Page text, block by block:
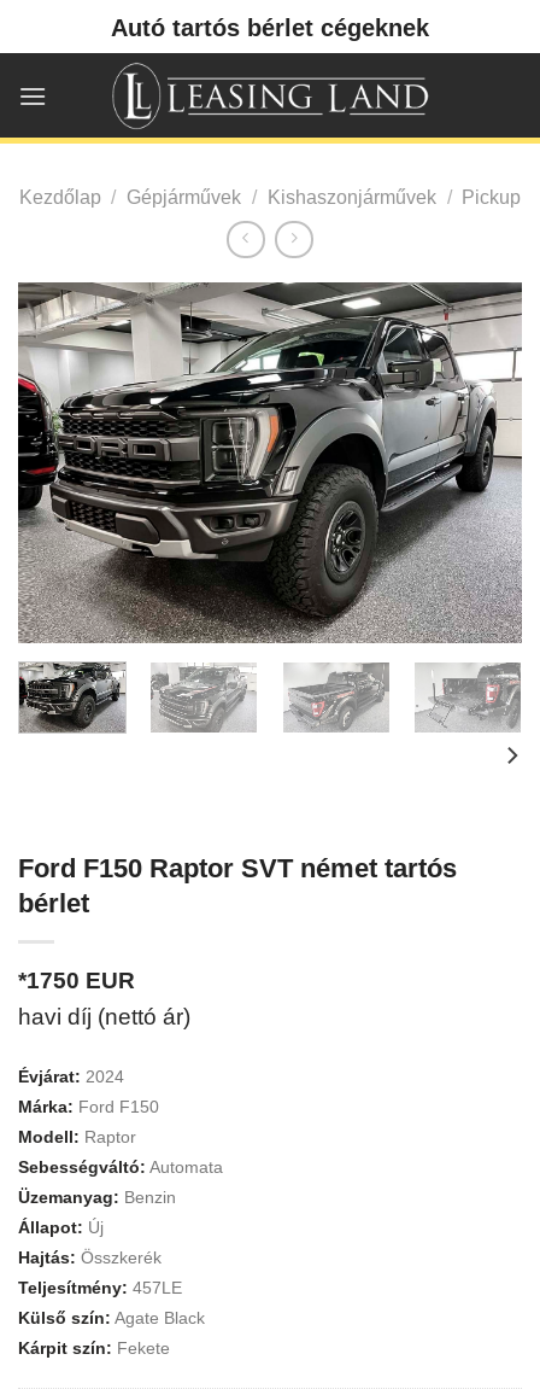
Autó tartós bérlet cégeknek
Kezdőlap / Gépjárművek / Kishaszonjárművek / Pickup
Ford F150 Raptor SVT német tartós
bérlet
*1750 EUR
havi díj (nettó ár)
Évjárat: 2024
Márka: Ford F150
Modell: Raptor
Sebességváltó: Automata
Üzemanyag: Benzin
Állapot: Új
Hajtás: Összkerék
Teljesítmény: 457LE
Külső szín: Agate Black
Kárpit szín: Fekete